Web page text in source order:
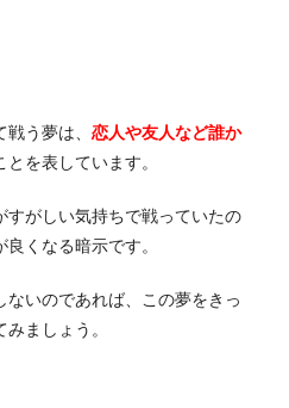
う夢は、 恋人や友人など誰か
とを表しています。
すがしい気持ちで戦っていたの
くなる暗示です。
いのであれば、この夢をきっ
ましょう。